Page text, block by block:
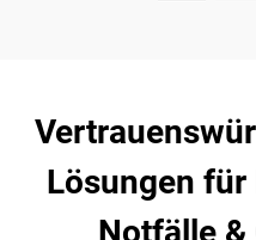
Lösungen für
Notfälle &